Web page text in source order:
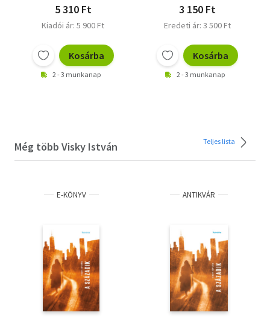
5 310 Ft
Kiadói ár: 5 900 Ft
Kosárba
2 - 3 munkanap
3 150 Ft
Eredeti ár: 3 500 Ft
Kosárba
2 - 3 munkanap
Még több Visky István Teljes lista
E-KÖNYV ANTIKVÁR